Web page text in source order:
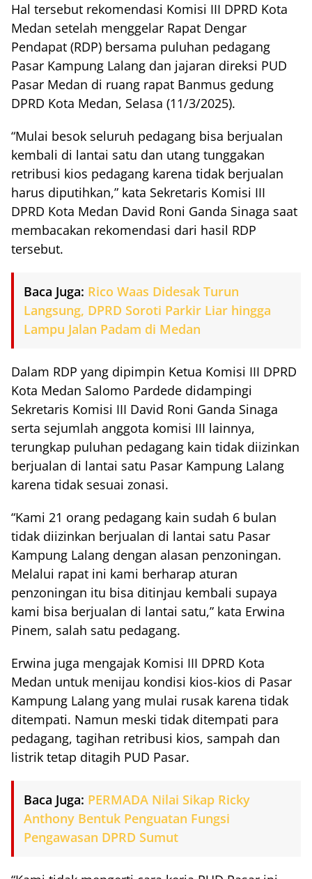
Hal tersebut rekomendasi Komisi III DPRD Kota
Medan setelah menggelar Rapat Dengar
Pendapat (RDP) bersama puluhan pedagang
Pasar Kampung Lalang dan jajaran direksi PUD
Pasar Medan di ruang rapat Banmus gedung
DPRD Kota Medan, Selasa (11/3/2025).
“Mulai besok seluruh pedagang bisa berjualan
kembali di lantai satu dan utang tunggakan
retribusi kios pedagang karena tidak berjualan
harus diputihkan,” kata Sekretaris Komisi III
DPRD Kota Medan David Roni Ganda Sinaga saat
membacakan rekomendasi dari hasil RDP
tersebut.
Baca Juga: Rico Waas Didesak Turun
Langsung, DPRD Soroti Parkir Liar hingga
Lampu Jalan Padam di Medan
Dalam RDP yang dipimpin Ketua Komisi III DPRD
Kota Medan Salomo Pardede didampingi
Sekretaris Komisi III David Roni Ganda Sinaga
serta sejumlah anggota komisi III lainnya,
terungkap puluhan pedagang kain tidak diizinkan
berjualan di lantai satu Pasar Kampung Lalang
karena tidak sesuai zonasi.
“Kami 21 orang pedagang kain sudah 6 bulan
tidak diizinkan berjualan di lantai satu Pasar
Kampung Lalang dengan alasan penzoningan.
Melalui rapat ini kami berharap aturan
penzoningan itu bisa ditinjau kembali supaya
kami bisa berjualan di lantai satu,” kata Erwina
Pinem, salah satu pedagang.
Erwina juga mengajak Komisi III DPRD Kota
Medan untuk menijau kondisi kios-kios di Pasar
Kampung Lalang yang mulai rusak karena tidak
ditempati. Namun meski tidak ditempati para
pedagang, tagihan retribusi kios, sampah dan
listrik tetap ditagih PUD Pasar.
Baca Juga: PERMADA Nilai Sikap Ricky
Anthony Bentuk Penguatan Fungsi
Pengawasan DPRD Sumut